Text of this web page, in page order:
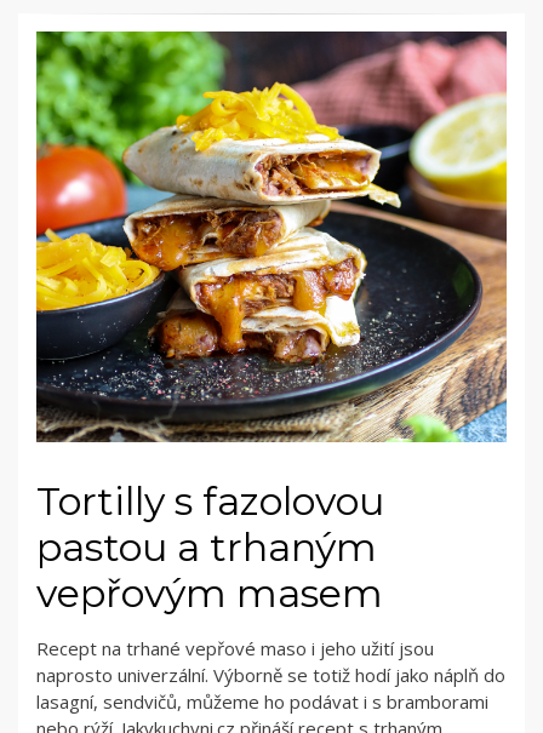
Tortilly s fazolovou
pastou a trhaným
vepřovým masem
Recept na trhané vepřové maso i jeho užití jsou
naprosto univerzální. Výborně se totiž hodí jako náplň do
lasagní, sendvičů, můžeme ho podávat i s bramborami
nebo rýží. Jakvkuchyni.cz přináší recept s trhaným